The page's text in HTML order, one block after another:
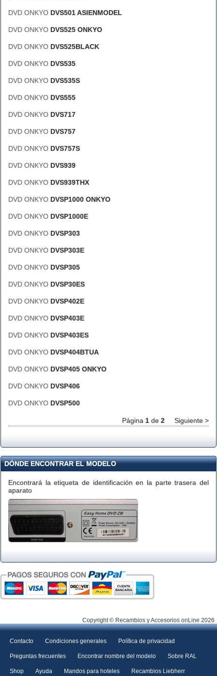
DVD ONKYO DVS501 ASIENMODEL
DVD ONKYO DVS525 ONKYO
DVD ONKYO DVS525BLACK
DVD ONKYO DVS535
DVD ONKYO DVS535S
DVD ONKYO DVS555
DVD ONKYO DVS717
DVD ONKYO DVS757
DVD ONKYO DVS757S
DVD ONKYO DVS939
DVD ONKYO DVS939THX
DVD ONKYO DVSP1000 ONKYO
DVD ONKYO DVSP1000E
DVD ONKYO DVSP303
DVD ONKYO DVSP303E
DVD ONKYO DVSP305
DVD ONKYO DVSP30ES
DVD ONKYO DVSP402E
DVD ONKYO DVSP403E
DVD ONKYO DVSP403ES
DVD ONKYO DVSP404BTUA
DVD ONKYO DVSP405 ONKYO
DVD ONKYO DVSP406
DVD ONKYO DVSP500
Página 1 de 2 Siguiente >
DÓNDE ENCONTRAR EL MODELO
Encontrará la etiqueta de identificación en la parte trasera del
aparato
Copyright © Recambios y Accesorios onLine 2026
Contacto Condiciones generales Política de privacidad
Preguntas frecuentes Encontrar nombre del modelo Sobre RAL
Shop Ayuda Mandos para hoteles Recambios Liebherr